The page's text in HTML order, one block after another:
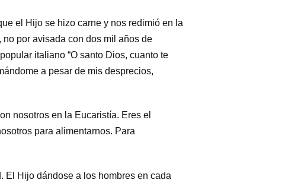
el Hijo se hizo carne y nos redimió en la
por avisada con dos mil años de
italiano “O santo Dios, cuanto te
a pesar de mis desprecios,
nosotros en la Eucaristía. Eres el
para alimentarnos. Para
El Hijo dándose a los hombres en cada